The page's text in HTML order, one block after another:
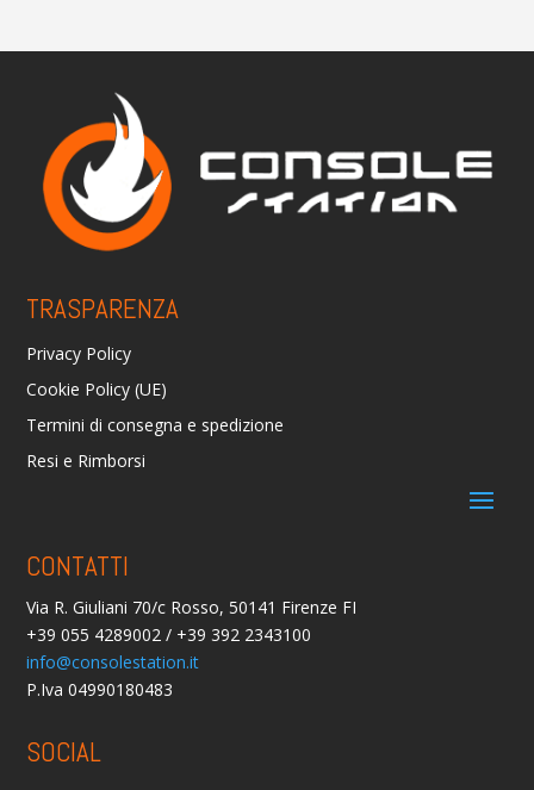
TRASPARENZA
Privacy Policy
Cookie Policy (UE)
Termini di consegna e spedizione
Resi e Rimborsi
CONTATTI
Via R. Giuliani 70/c Rosso, 50141 Firenze FI
+39 055 4289002 / +39 392 2343100
info@consolestation.it
P.Iva 04990180483
SOCIAL